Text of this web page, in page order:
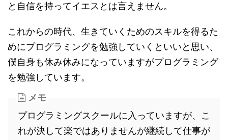
と自信を持ってイエスとは言えません。
これからの時代、生きていくためのスキルを得るた
めにプログラミングを勉強していくといいと思い、
僕自身も休み休みになっていますがプログラミング
を勉強しています。
メモ
プログラミングスクールに入っていますが、こ
れが決して楽ではありませんが継続して仕事が